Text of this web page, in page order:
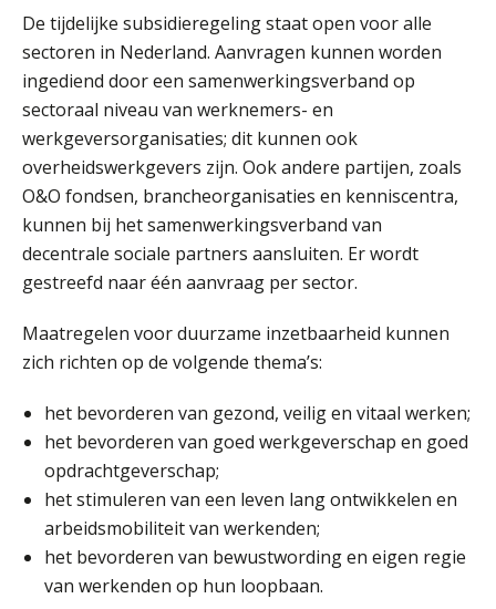
De tijdelijke subsidieregeling staat open voor alle
sectoren in Nederland. Aanvragen kunnen worden
ingediend door een samenwerkingsverband op
sectoraal niveau van werknemers- en
werkgeversorganisaties; dit kunnen ook
overheidswerkgevers zijn. Ook andere partijen, zoals
O&O fondsen, brancheorganisaties en kenniscentra,
kunnen bij het samenwerkingsverband van
decentrale sociale partners aansluiten. Er wordt
gestreefd naar één aanvraag per sector.
Maatregelen voor duurzame inzetbaarheid kunnen
zich richten op de volgende thema’s:
het bevorderen van gezond, veilig en vitaal werken;
het bevorderen van goed werkgeverschap en goed
opdrachtgeverschap;
het stimuleren van een leven lang ontwikkelen en
arbeidsmobiliteit van werkenden;
het bevorderen van bewustwording en eigen regie
van werkenden op hun loopbaan.
SEP
MOCuitgevers
03
SEP
Online cursus Wwft voor salarisadministrateurs (inclusief praktijkmodellen)
MOCuitgevers
07
SEP
Online cursus Bedingen in de arbeidsovereenkomst
MOCuitgevers
08
SEP
Online Excel training voor de salarisadministrateur (verdieping)
MOCuitgevers
08
09
SEP
Cursus Samenwerken financiële- en salarisadministratie
MOCuitgevers
16
SEP
MOCuitgevers